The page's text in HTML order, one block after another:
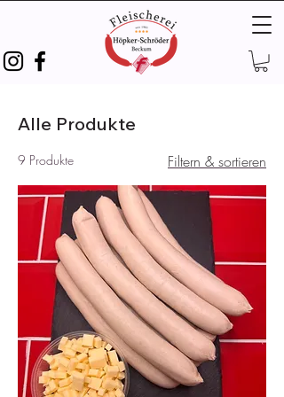
Alle Produkte
9 Produkte Filtern & sortieren